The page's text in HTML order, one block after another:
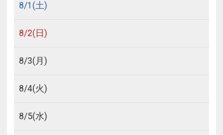
8/1 (土)
8/2(日)
8/3(月)
8/4(火)
8/5(水)